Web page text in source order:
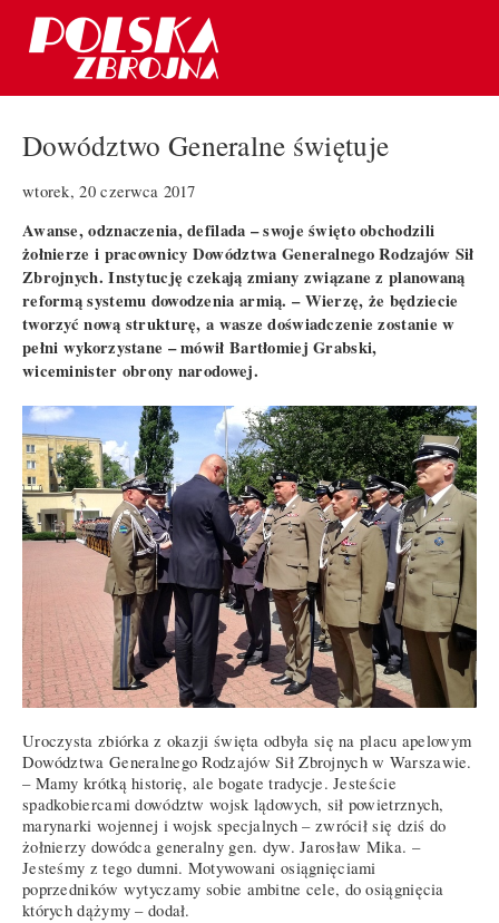
Dowództwo Generalne świętuje
wtorek, 20 czerwca 2017
Awanse, odznaczenia, defilada – swoje święto obchodzili
żołnierze i pracownicy Dowództwa Generalnego Rodzajów Sił
Zbrojnych. Instytucję czekają zmiany związane z planowaną
reformą systemu dowodzenia armią. – Wierzę, że będziecie
tworzyć nową strukturę, a wasze doświadczenie zostanie w
pełni wykorzystane – mówił Bartłomiej Grabski,
wiceminister obrony narodowej.
Uroczysta zbiórka z okazji święta odbyła się na placu apelowym
Dowództwa Generalnego Rodzajów Sił Zbrojnych w Warszawie.
– Mamy krótką historię, ale bogate tradycje. Jesteście
spadkobiercami dowództw wojsk lądowych, sił powietrznych,
marynarki wojennej i wojsk specjalnych – zwrócił się dziś do
żołnierzy dowódca generalny gen. dyw. Jarosław Mika. –
Jesteśmy z tego dumni. Motywowani osiągnięciami
poprzedników wytyczamy sobie ambitne cele, do osiągnięcia
których dążymy – dodał.